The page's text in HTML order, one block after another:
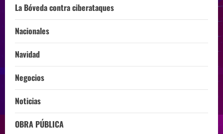
La Bóveda contra ciberataques
Nacionales
Navidad
Negocios
Noticias
OBRA PÚBLICA